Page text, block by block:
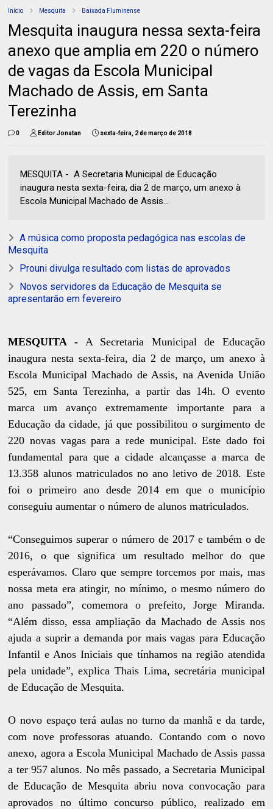
Início Mesquita Baixada Fluminense
Mesquita inaugura nessa sexta-feira
anexo que amplia em 220 o número
de vagas da Escola Municipal
Machado de Assis, em Santa
Terezinha
0 Editor Jonatan sexta-feira, 2 de março de 2018
MESQUITA - A Secretaria Municipal de Educação
inaugura nesta sexta-feira, dia 2 de março, um anexo à
Escola Municipal Machado de Assis...
A música como proposta pedagógica nas escolas de
Mesquita
Prouni divulga resultado com listas de aprovados
Novos servidores da Educação de Mesquita se
apresentarão em fevereiro
MESQUITA -A Secretaria Municipal de Educação
inaugura nesta sexta-feira, dia 2 de março, um anexo à
Escola Municipal Machado de Assis, na Avenida União
525, em Santa Terezinha, a partir das 14h. O evento
marca um avanço extremamente importante para a
Educação da cidade, já que possibilitou o surgimento de
220 novas vagas para a rede municipal. Este dado foi
fundamental para que a cidade alcançasse a marca de
13.358 alunos matriculados no ano letivo de 2018. Este
foi o primeiro ano desde 2014 em que o município
conseguiu aumentar o número de alunos matriculados.
“Conseguimos superar o número de 2017 e também o de
2016, o que significa um resultado melhor do que
esperávamos. Claro que sempre torcemos por mais, mas
nossa meta era atingir, no mínimo, o mesmo número do
ano passado”, comemora o prefeito, Jorge Miranda.
“Além disso, essa ampliação da Machado de Assis nos
ajuda a suprir a demanda por mais vagas para Educação
Infantil e Anos Iniciais que tínhamos na região atendida
pela unidade”, explica Thais Lima, secretária municipal
de Educação de Mesquita.
O novo espaço terá aulas no turno da manhã e da tarde,
com nove professoras atuando. Contando com o novo
anexo, agora a Escola Municipal Machado de Assis passa
a ter 957 alunos. No mês passado, a Secretaria Municipal
de Educação de Mesquita abriu nova convocação para
aprovados no último concurso público, realizado em